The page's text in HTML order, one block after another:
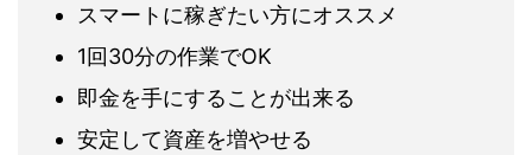
スマートに稼ぎたい方にオススメ
1回30分の作業でOK
即金を手にすることが出来る
安定して資産を増やせる